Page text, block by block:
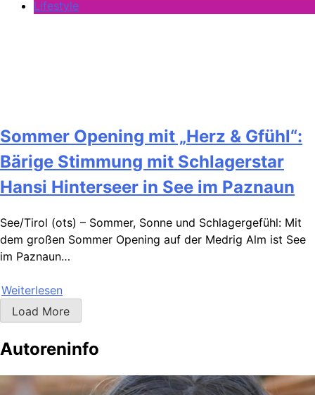
Lifestyle
Sommer Opening mit „Herz & Gfühl“:
Bärige Stimmung mit Schlagerstar
Hansi Hinterseer in See im Paznaun
See/Tirol (ots) – Sommer, Sonne und Schlagergefühl: Mit
dem großen Sommer Opening auf der Medrig Alm ist See
im Paznaun…
Weiterlesen
Load More
Autoreninfo